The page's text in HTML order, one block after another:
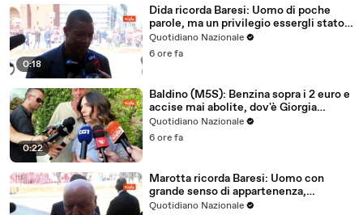
0:18
Dida ricorda Baresi: Uomo di poche
parole, ma un privilegio essergli stato
accanto
Quotidiano Nazionale
6 ore fa
0:22
Baldino (M5S): Benzina sopra i 2 euro e
accise mai abolite, dov'è Giorgia
Meloni?
Quotidiano Nazionale
6 ore fa
Marotta ricorda Baresi: Uomo con
grande senso di appartenenza,
esempio per nostri giovani calciatori
Quotidiano Nazionale